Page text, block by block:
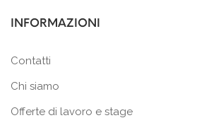
INFORMAZIONI
Contatti
Chi siamo
Offerte di lavoro e stage